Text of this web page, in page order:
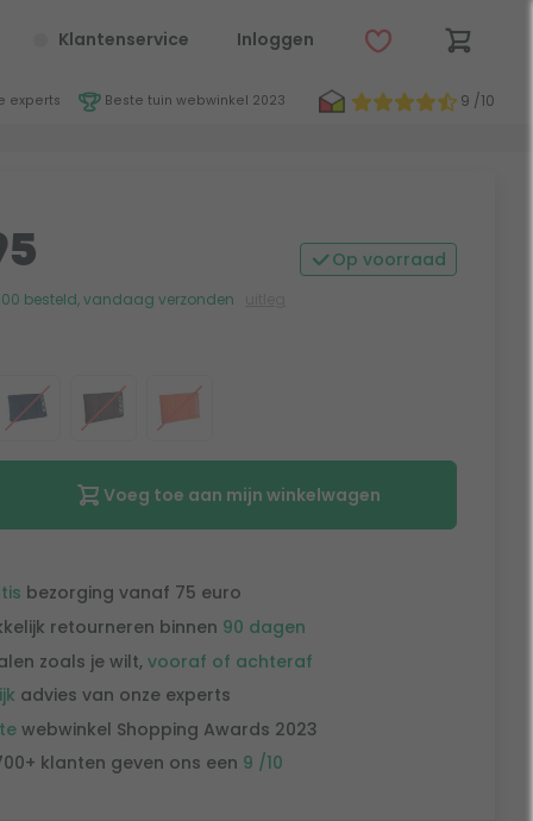
Klantenservice Inloggen
experts Beste tuin webwinkel 2023
9 /10
Op voorraad
besteld, vandaag verzonden
Voeg toe aan mijn winkelwagen
bezorging vanaf 75 euro
retourneren binnen 90 dagen
zoals je wilt,vooraf of achteraf
advies van onze experts
webwinkel Shopping Awards 2023
klanten geven ons een 9 /10